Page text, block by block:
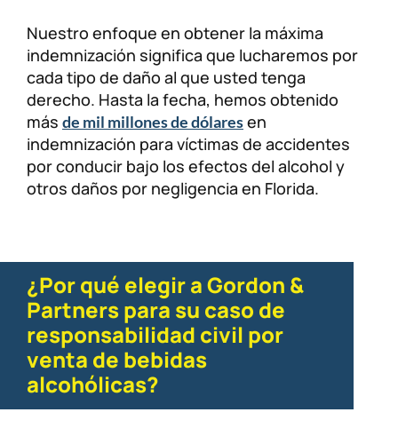
Nuestro enfoque en obtener la máxima
indemnización significa que lucharemos por
cada tipo de daño al que usted tenga
derecho. Hasta la fecha, hemos obtenido
más de mil millones de dólaresen
indemnización para víctimas de accidentes
por conducir bajo los efectos del alcohol y
otros daños por negligencia en Florida.
¿Por qué elegir a Gordon &
Partners para su caso de
responsabilidad civil por
venta de bebidas
alcohólicas?